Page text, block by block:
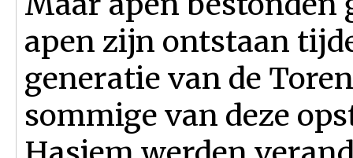
apen zijn ontstaan
generatie van de
sommige van deze